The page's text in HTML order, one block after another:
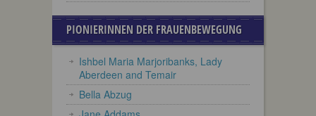
PIONIERINNEN DER FRAUENBEWEGUNG
Ishbel Maria Marjoribanks, Lady
Aberdeen and Temair
Bella Abzug